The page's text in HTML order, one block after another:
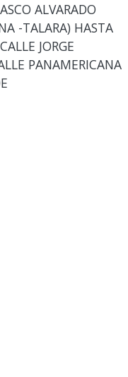
ALVARADO
-TALARA) HASTA
JORGE
PANAMERICANA